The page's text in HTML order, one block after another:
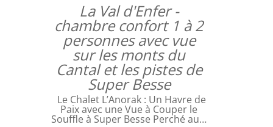
La Val d'Enfer -
chambre confort 1 à 2
personnes avec vue
sur les monts du
Cantal et les pistes de
Super Besse
Le Chalet L’Anorak : Un Havre de
Paix avec une Vue à Couper le
Souffle à Super Besse Perché au…